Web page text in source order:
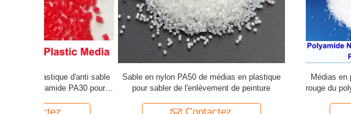
Sable en nylon PA50 de médias en plastique
pour sabler de l'enlèvement de peinture
Médias en plastique de sable
rouge du polyamide PA30